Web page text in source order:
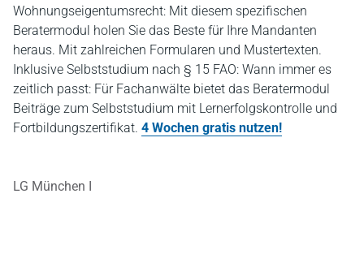
Wohnungseigentumsrecht: Mit diesem spezifischen
Beratermodul holen Sie das Beste für Ihre Mandanten
heraus. Mit zahlreichen Formularen und Mustertexten.
Inklusive Selbststudium nach § 15 FAO: Wann immer es
zeitlich passt: Für Fachanwälte bietet das Beratermodul
Beiträge zum Selbststudium mit Lernerfolgskontrolle und
Fortbildungszertifikat. 4 Wochen gratis nutzen!
LG München I